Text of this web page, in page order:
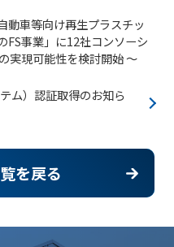
動車等向け再生プラスチッ
FS事業」に12社コンソーシ
実現可能性を検討開始 ～
ム）認証取得のお知ら
を戻る